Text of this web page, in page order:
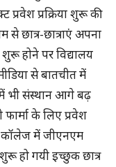
प्रक्रिया शुरू की
छात्र-छात्राएं अपना
होने पर विद्यालय
से बातचीत में
में भी संस्थान आगे बढ़
के लिए प्रवेश
कॉलेज में जीएनएम
हो गयी इच्छुक छात्र